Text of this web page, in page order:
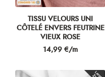
TISSU VELOURS UNI
CÔTELÉ ENVERS FEUTRINE
VIEUX ROSE
Prix
14,99 €/m